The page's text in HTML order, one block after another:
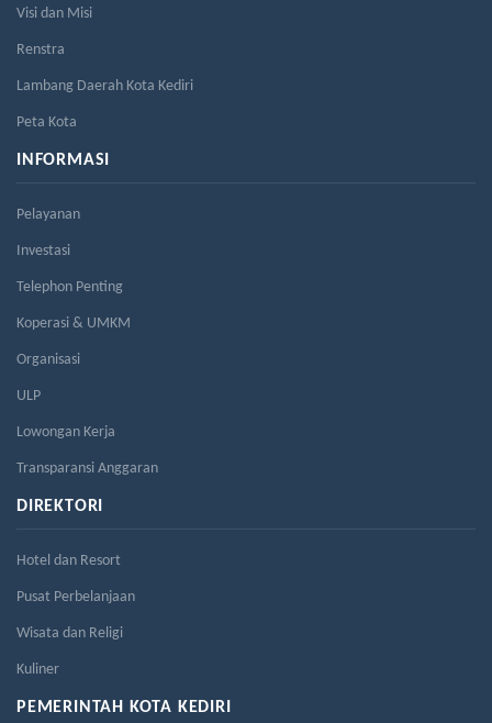
Visi dan Misi
Renstra
Lambang Daerah Kota Kediri
Peta Kota
INFORMASI
Pelayanan
Investasi
Telephon Penting
Koperasi & UMKM
Organisasi
ULP
Lowongan Kerja
Transparansi Anggaran
DIREKTORI
Hotel dan Resort
Pusat Perbelanjaan
Wisata dan Religi
Kuliner
PEMERINTAH KOTA KEDIRI